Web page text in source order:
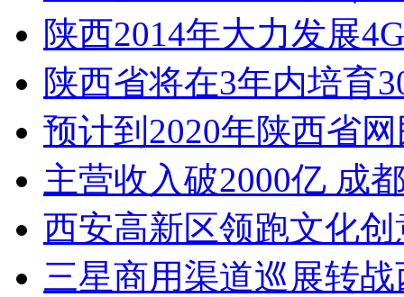
陕西2014年大力发展
陕西省将在3年内培育
预计到2020年陕西省
主营收入破2000亿 成
西安高新区领跑文化
三星商用渠道巡展转